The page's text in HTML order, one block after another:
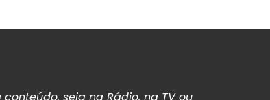
seja na Rádio, na TV ou